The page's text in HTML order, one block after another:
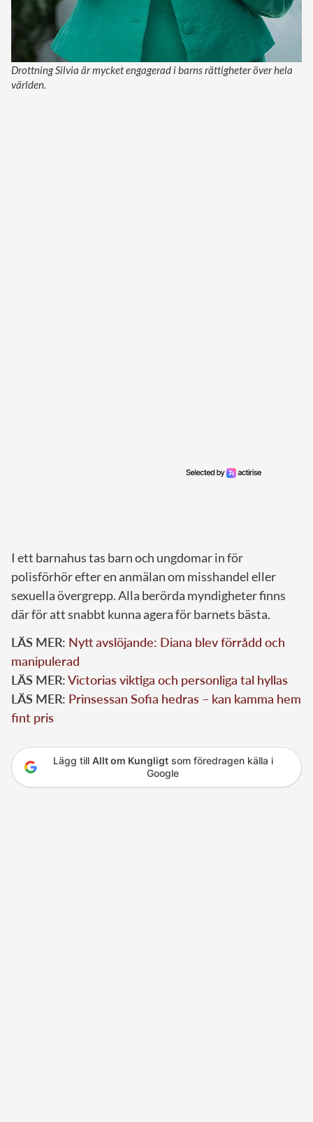
Drottning Silvia är mycket engagerad i barns rättigheter över hela
världen.
I ett barnahus tas barn och ungdomar in för
polisförhör efter en anmälan om misshandel eller
sexuella övergrepp. Alla berörda myndigheter finns
där för att snabbt kunna agera för barnets bästa.
LÄS MER: Nytt avslöjande: Diana blev förrådd och
manipulerad
LÄS MER:Victorias viktiga och personliga tal hyllas
LÄS MER: Prinsessan Sofia hedras – kan kamma hem
fint pris
Lägg till Allt om Kungligtsom föredragen källa i
Google